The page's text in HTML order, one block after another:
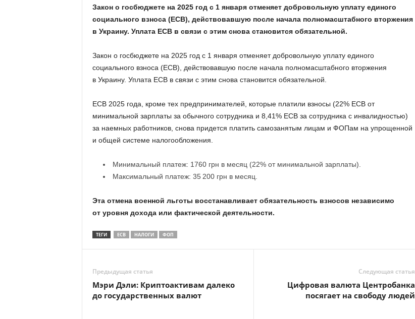
Закон о госбюджете на 2025 год с 1 января отменяет добровольную уплату единого
социального взноса (ЕСВ), действовавшую после начала полномасштабного вторжения
в Украину. Уплата ЕСВ в связи с этим снова становится обязательной.
Закон о госбюджете на 2025 год с 1 января отменяет добровольную уплату единого
социального взноса (ЕСВ), действовавшую после начала полномасштабного вторжения
в Украину. Уплата ЕСВ в связи с этим снова становится обязательной.
ЕСВ 2025 года, кроме тех предпринимателей, которые платили взносы (22% ЕСВ от
минимальной зарплаты за обычного сотрудника и 8,41% ЕСВ за сотрудника с инвалидностью)
за наемных работников, снова придется платить самозанятым лицам и ФОПам на упрощенной
и общей системе налогообложения.
Минимальный платеж: 1760 грн в месяц (22% от минимальной зарплаты).
Максимальный платеж: 35 200 грн в месяц.
Эта отмена военной льготы восстанавливает обязательность взносов независимо
от уровня дохода или фактической деятельности.
ТЕГИ ЕСВ НАЛОГИ ФОП
Предыдущая статья
Мэри Дэли: Криптоактивам далеко
до государственных валют
Следующая статья
Цифровая валюта Центробанка
посягает на свободу людей